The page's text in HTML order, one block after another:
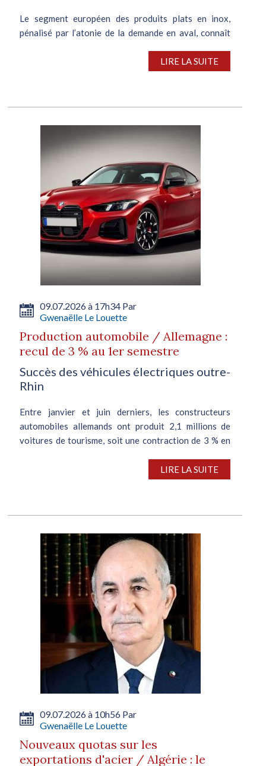
Le segment européen des produits plats en inox,
pénalisé par l’atonie de la demande en aval, connaît
abondants, sur fond d’appétit limité des clients pour
LIRE LA SUITE
09.07.2026 à 17h34 Par
Gwenaëlle Le Louette
Production automobile / Allemagne :
recul de 3 % au 1er semestre
Succès des véhicules électriques outre-
Rhin
Entre janvier et juin derniers, les constructeurs
automobiles allemands ont produit 2,1 millions de
voitures de tourisme, soit une contraction de 3 % en
LIRE LA SUITE
09.07.2026 à 10h56 Par
Gwenaëlle Le Louette
Nouveaux quotas sur les
exportations d'acier / Algérie : le